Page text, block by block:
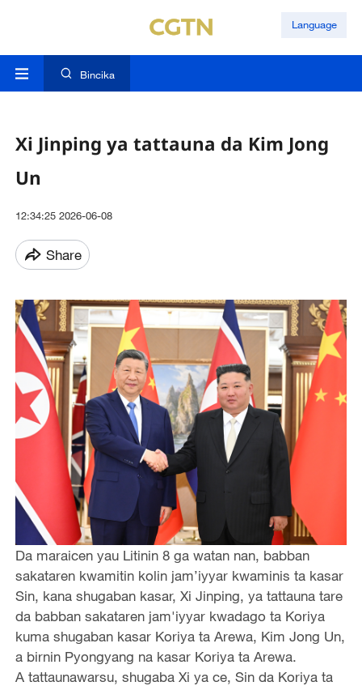
Language
Bincika
Xi Jinping ya tattauna da Kim Jong
Un
12:34:25 2026-06-08
Share
Da maraicen yau Litinin 8 ga watan nan, babban
sakataren kwamitin kolin jam’iyyar kwaminis ta kasar
Sin, kana shugaban kasar, Xi Jinping, ya tattauna tare
da babban sakataren jam'iyyar kwadago ta Koriya
kuma shugaban kasar Koriya ta Arewa, Kim Jong Un,
a birnin Pyongyang na kasar Koriya ta Arewa.
A tattaunawarsu, shugaba Xi ya ce, Sin da Koriya ta